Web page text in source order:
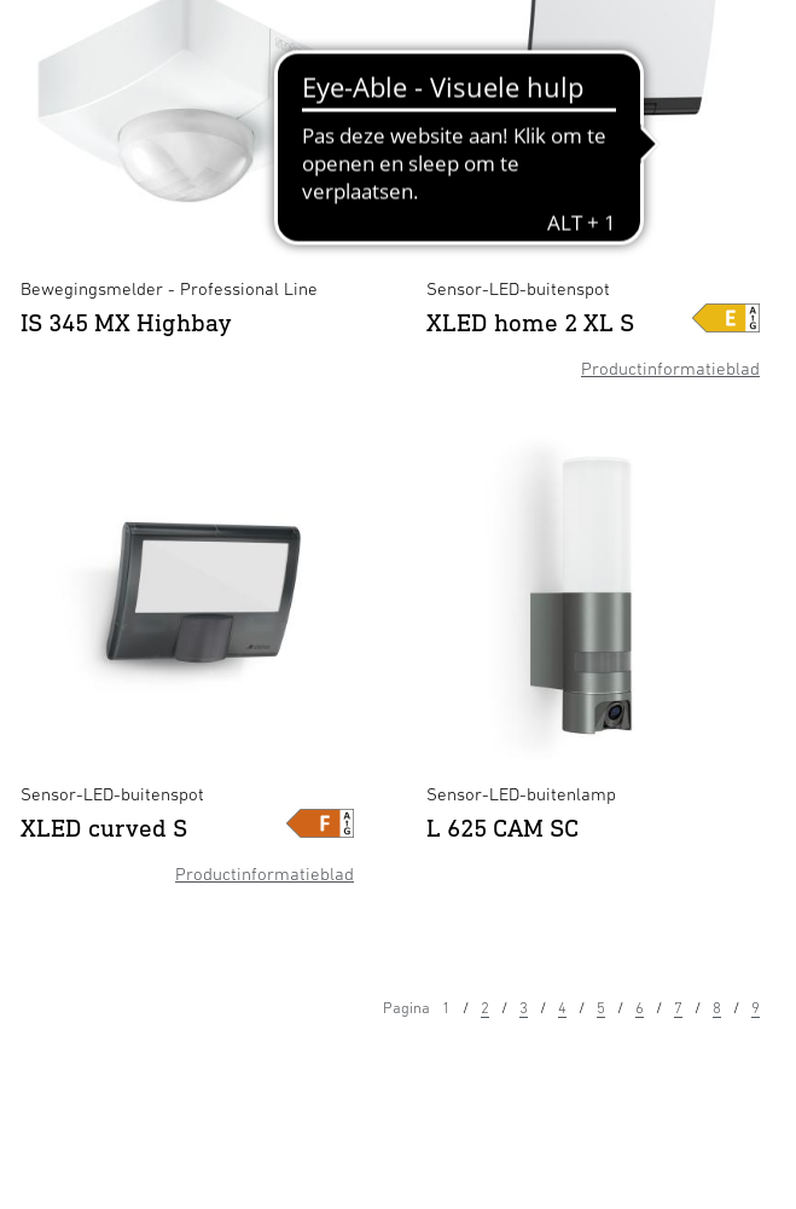
Bewegingsmelder - Professional Line
IS 345 MX Highbay
Productinformatieblad
Sensor-LED-buitenspot
XLED home 2 XL S
Productinformatieblad
Sensor-LED-buitenspot
XLED curved S
Sensor-LED-buitenlamp
L 625 CAM SC
Pagina 1 2 3 4 5 6 7 8 9